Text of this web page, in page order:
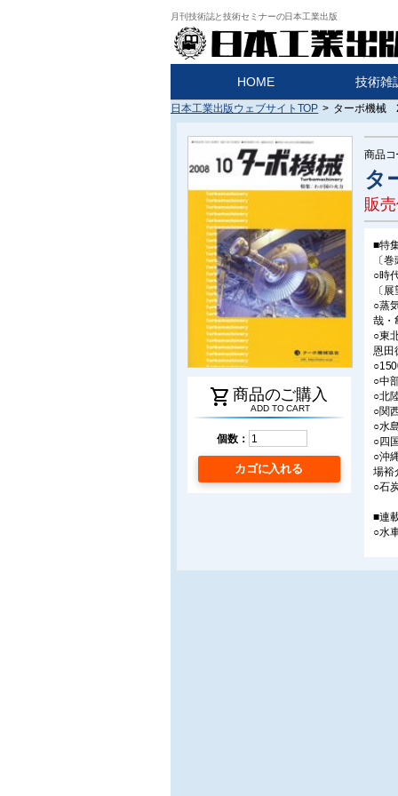
月刊技術誌と技術セミナーの日本工業出版
HOME 技術雑
日本工業出版ウェブサイトTOP > ターボ機械
shopping_cart 商品のご購入
ADD TO CART
個数：
カゴに入れる
商品コ
タ
販
■特
〔巻
○時
〔
○蒸
哉・
○東
恩田
○中
○北
○関
○水
○四
○沖
場裕
○石
■連
○水